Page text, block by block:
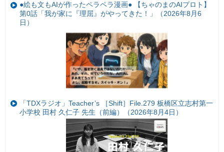
●絵も文もAIが作ったペラペラ漫画● 【ちゃのまのAIプロト】
第0話「我が家に『理屈』がやってきた！」（2026年8月6
日）
「TDXラジオ」Teacher’s ［Shift］File.279 板橋区立志村第一
小学校 田村 久仁子 先生（前編）（2026年8月4日）